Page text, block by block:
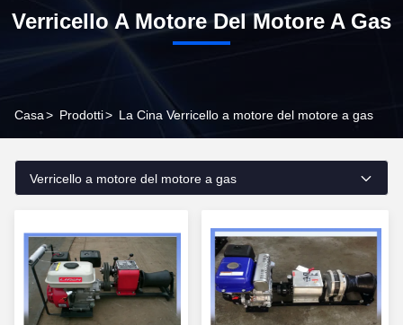
Verricello A Motore Del Motore A Gas
Casa> Prodotti> La Cina Verricello a motore del motore a gas
Verricello a motore del motore a gas